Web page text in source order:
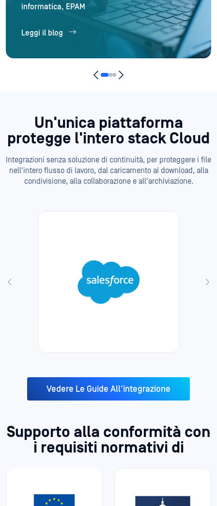
Un'unica piattaforma
protegge l'intero stack Cloud
Integrazioni senza soluzione di continuità, per proteggere i file
nell'intero flusso di lavoro, dal caricamento al download, alla
condivisione, alla collaborazione e all'archiviazione.
Vedere Le Guide All'integrazione
Supporto alla conformità con
i requisiti normativi di